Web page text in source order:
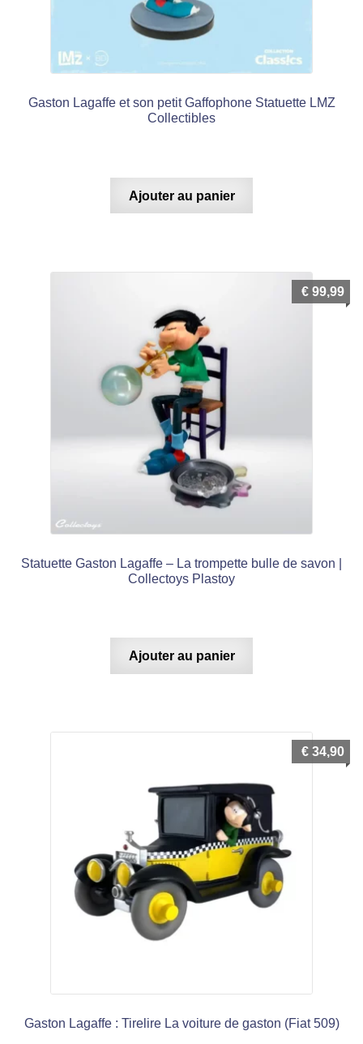
Gaston Lagaffe et son petit Gaffophone Statuette LMZ
Collectibles
Ajouter au panier
Statuette Gaston Lagaffe – La trompette bulle de savon |
Collectoys Plastoy
€ 99,99
Ajouter au panier
Gaston Lagaffe : Tirelire La voiture de gaston (Fiat 509)
€ 34,90